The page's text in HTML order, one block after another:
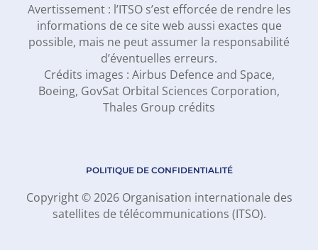
Avertissement : l’ITSO s’est efforcée de rendre les
informations de ce site web aussi exactes que
possible, mais ne peut assumer la responsabilité
d’éventuelles erreurs.
Crédits images : Airbus Defence and Space,
Boeing, GovSat Orbital Sciences Corporation,
Thales Group crédits
Copyright © 2026 Organisation internationale des
satellites de télécommunications (ITSO).
POLITIQUE DE CONFIDENTIALITÉ